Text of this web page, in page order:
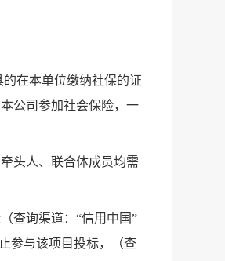
的在本单位缴纳社保的证
公司参加社会保险，一
头人、联合体成员均需
查询渠道：“信用中国”
参与该项目投标，（查